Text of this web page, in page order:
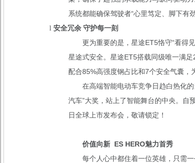
系统都能确保驾驶者“心里笃定、脚下有劲
l 安全冗余 守护每一刻
更为重要的是，星途ET5恪守“看得
星途式安全。星途ET5搭载同级唯一满
配合85%高强度钢占比和7个安全气囊，
在高端智能电动车竞争日趋白热化
汽车”大奖，站上了智能舞台的中央。自
日全球上市发布会，敬请锁定！
价值向新 ES HERO魅力首秀
每个人心中都住着一位英雄，只需